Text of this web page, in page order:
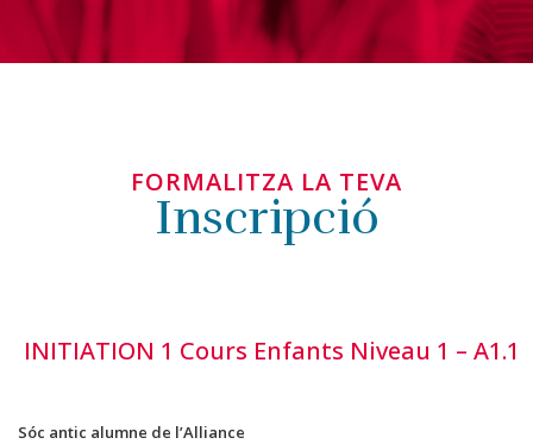
FORMALITZA LA TEVA
Inscripció
INITIATION 1 Cours Enfants Niveau 1 – A1.1
Sóc antic alumne de l’Alliance